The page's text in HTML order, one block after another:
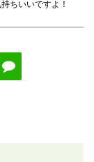
ちいいですよ！